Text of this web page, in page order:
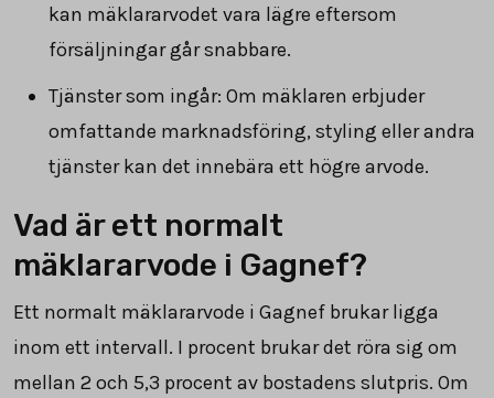
kan mäklararvodet vara lägre eftersom
försäljningar går snabbare.
Tjänster som ingår: Om mäklaren erbjuder
omfattande marknadsföring, styling eller andra
tjänster kan det innebära ett högre arvode.
Vad är ett normalt
mäklararvode i Gagnef?
Ett normalt mäklararvode i Gagnef brukar ligga
inom ett intervall. I procent brukar det röra sig om
mellan 2 och 5,3 procent av bostadens slutpris. Om